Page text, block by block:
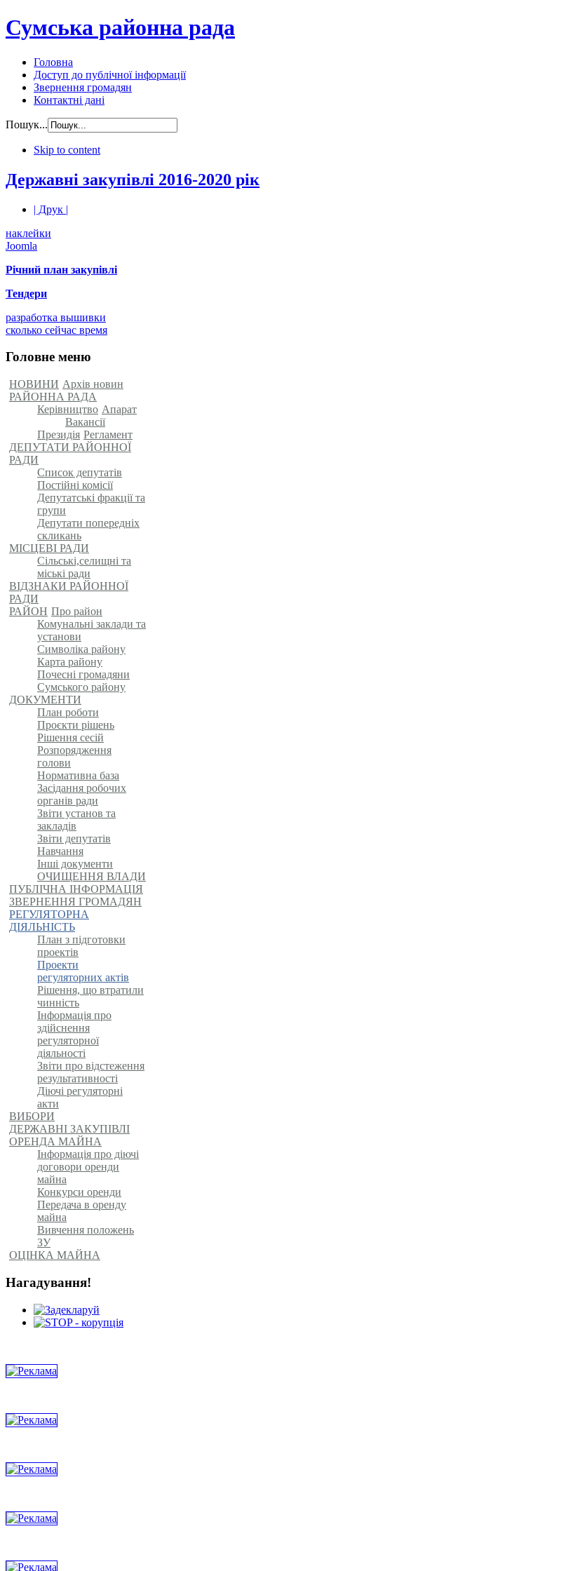
Сумська районна рада
Головна
Доступ до публічної інформації
Звернення громадян
Контактні дані
Пошук...
Skip to content
Державні закупівлі 2016-2020 рік
| Друк |
наклейки
Joomla
Річний план закупівлі
Тендери
разработка вышивки
сколько сейчас время
Головне меню
НОВИНИ Архів новин
РАЙОННА РАДА
Керівництво Апарат
Вакансії
Президія Регламент
ДЕПУТАТИ РАЙОННОЇ
РАДИ
Список депутатів
Постійні комісії
Депутатські фракції та
групи
Депутати попередніх
скликань
МІСЦЕВІ РАДИ
Сільські,селищні та
міські ради
ВІДЗНАКИ РАЙОННОЇ
РАДИ
РАЙОН Про район
Комунальні заклади та
установи
Символіка району
Карта району
Почесні громадяни
Сумського району
ДОКУМЕНТИ
План роботи
Проєкти рішень
Рішення сесій
Розпорядження
голови
Нормативна база
Засідання робочих
органів ради
Звіти установ та
закладів
Звіти депутатів
Навчання
Інші документи
ОЧИЩЕННЯ ВЛАДИ
ПУБЛІЧНА ІНФОРМАЦІЯ
ЗВЕРНЕННЯ ГРОМАДЯН
РЕГУЛЯТОРНА
ДІЯЛЬНІСТЬ
План з підготовки
проектів
Проекти
регуляторних актів
Рішення, що втратили
чинність
Інформація про
здійснення
регуляторної
діяльності
Звіти про відстеження
результативності
Діючі регуляторні
акти
ВИБОРИ
ДЕРЖАВНІ ЗАКУПІВЛІ
ОРЕНДА МАЙНА
Інформація про діючі
договори оренди
майна
Конкурси оренди
Передача в оренду
майна
Вивчення положень
ЗУ
ОЦІНКА МАЙНА
Нагадування!